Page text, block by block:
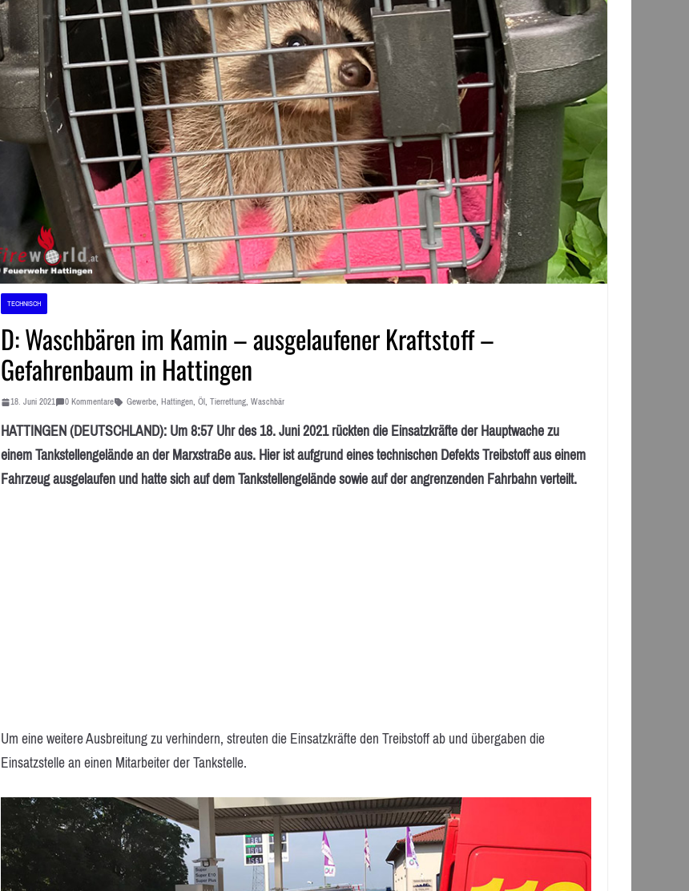
TECHNISCH
D: Waschbären im Kamin – ausgelaufener Kraftstoff –
Gefahrenbaum in Hattingen
18. Juni 2021 0 Kommentare Gewerbe, Hattingen, Öl, Tierrettung, Waschbär
HATTINGEN (DEUTSCHLAND): Um 8:57 Uhr des 18. Juni 2021 rückten die Einsatzkräfte der Hauptwache zu
einem Tankstellengelände an der Marxstraße aus. Hier ist aufgrund eines technischen Defekts Treibstoff aus einem
Fahrzeug ausgelaufen und hatte sich auf dem Tankstellengelände sowie auf der angrenzenden Fahrbahn verteilt.
Um eine weitere Ausbreitung zu verhindern, streuten die Einsatzkräfte den Treibstoff ab und übergaben die
Einsatzstelle an einen Mitarbeiter der Tankstelle.